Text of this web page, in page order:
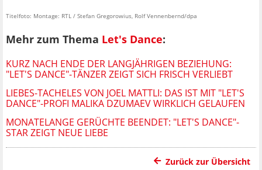
Titelfoto: Montage: RTL / Stefan Gregorowius, Rolf Vennenbernd/dpa
Mehr zum Thema Let's Dance:
KURZ NACH ENDE DER LANGJÄHRIGEN BEZIEHUNG:
"LET'S DANCE"-TÄNZER ZEIGT SICH FRISCH VERLIEBT
LIEBES-TACHELES VON JOEL MATTLI: DAS IST MIT "LET'S
DANCE"-PROFI MALIKA DZUMAEV WIRKLICH GELAUFEN
MONATELANGE GERÜCHTE BEENDET: "LET'S DANCE"-
STAR ZEIGT NEUE LIEBE
Zurück zur Übersicht